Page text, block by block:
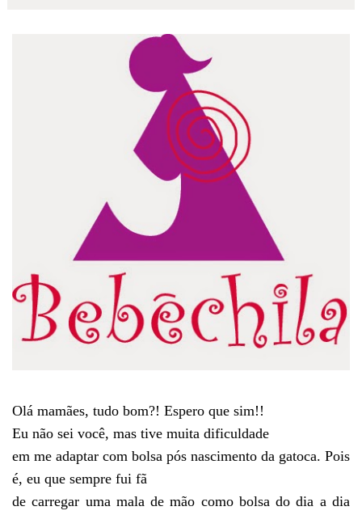
Olá mamães, tudo bom?! Espero que sim!!
Eu não sei você, mas tive muita dificuldade
em me adaptar com bolsa pós nascimento da gatoca. Pois
é, eu que sempre fui fã
de carregar uma mala de mão como bolsa do dia a dia